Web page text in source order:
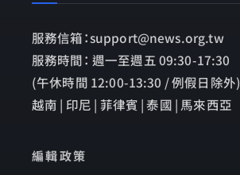
服務信箱：support@news.org.tw
服務時間： 週一至週五 09:30-17:30
(午休時間 12:00-13:30 / 例假日除外)
越南 | 印尼 | 菲律賓 | 泰國 | 馬來西亞
編輯政策